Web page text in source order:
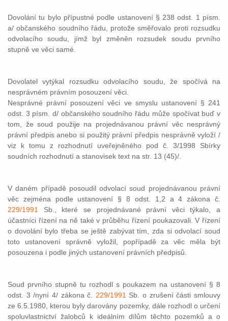
Dovolání tu bylo přípustné podle ustanovení § 238 odst. 1 písm.
a/ občanského soudního řádu, protože směřovalo proti rozsudku
odvolacího soudu, jímž byl změněn rozsudek soudu prvního
stupně ve věci samé.
Dovolatel vytýkal rozsudku odvolacího soudu, že spočívá na
nesprávném právním posouzení věci.
Nesprávné právní posouzení věci ve smyslu ustanovení § 241
odst. 3 písm. d/ občanského soudního řádu může spočívat buď v
tom, že soud použije na projednávanou právní věc nesprávný
právní předpis anebo si použitý právní předpis nesprávně vyloží /
viz k tomu z rozhodnutí uveřejněného pod č. 3/1998 Sbírky
soudních rozhodnutí a stanovisek text na str. 13 (45)/.
V daném případě posoudil odvolací soud projednávanou právní
věc zejména podle ustanovení § 8 odst. 1,2 a 4 zákona č.
229/1991
Sb., které se projednávané právní věci týkalo, a
účastníci řízení na ně také v průběhu řízení poukazovali. V řízení
o dovolání bylo třeba se ještě zabývat tím, zda si odvolací soud
toto ustanovení správně vyložil, popřípadě za věc měla být
posouzena i podle jiných ustanovení právních předpisů.
Soud prvního stupně tu rozhodl s poukazem na ustanovení § 8
odst. 3 /nyní 4/ zákona č. 229/1991 Sb. o zrušení části smlouvy
ze 6.5.1980, kterou byly darovány pozemky, dále rozhodl o určení
spoluvlastnictví žalobců k ideálním dílům těchto pozemků a o